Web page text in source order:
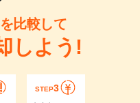
比較して
しよう!
STEP3